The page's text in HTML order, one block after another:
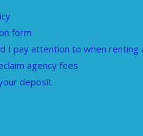
form
I pay attention to when renting
agency fees
deposit